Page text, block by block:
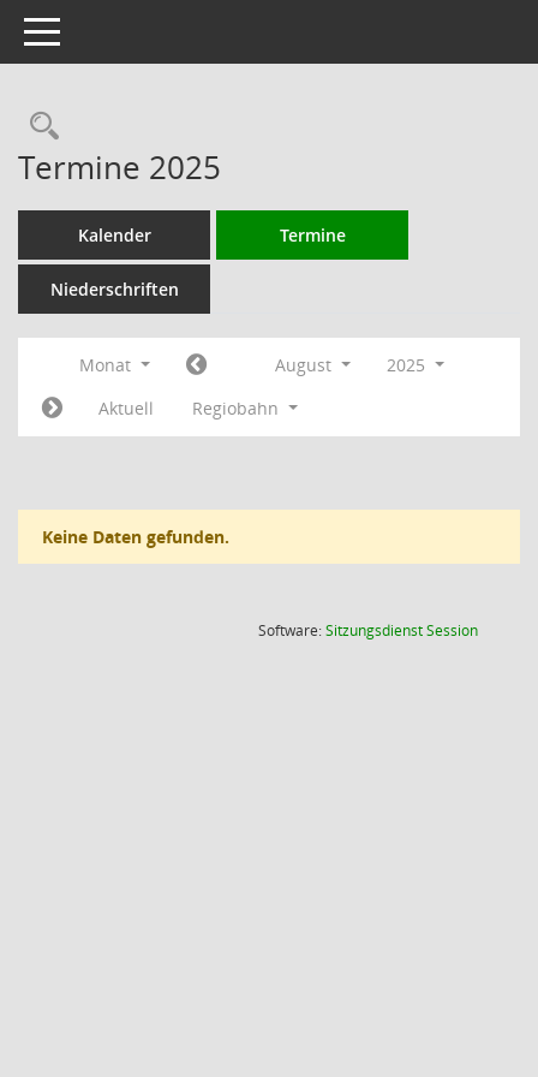
Toggle navigation
Rechercheauswahl
Termine 2025
Kalender Termine
Niederschriften
Monat August
2025
Aktuell
Regiobahn
Keine Daten gefunden.
Software:SitzungsdienstSession(Wird in